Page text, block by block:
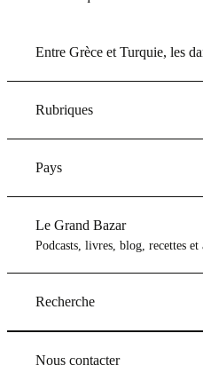
Entre Grèce et Turquie, les
Rubriques
Pays
Le Grand Bazar
Podcasts, livres, blog, recettes et
Recherche
Nous contacter